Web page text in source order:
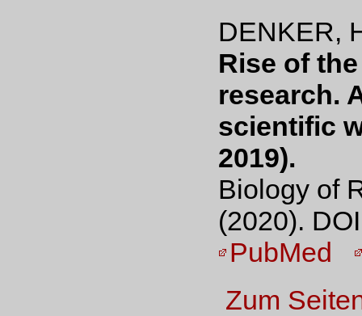
DENKER,
Rise of
research.
scientific
2019).
Biology of
(2020).
PubMed
Zum